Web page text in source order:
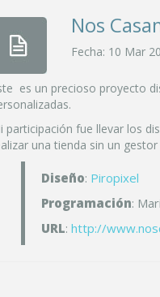
Nos
Fecha: 10 Mar
es un precioso proyecto
participación fue llevar los
una tienda sin un
Diseño: Piropixel
Programación:
URL: http://